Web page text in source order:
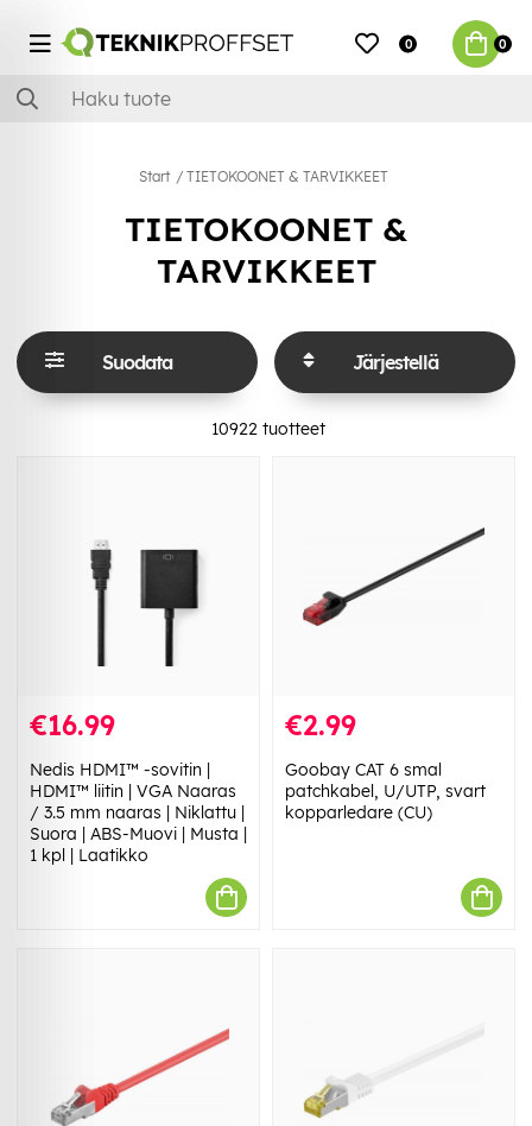
0 0
Start TIETOKOONET & TARVIKKEET
TIETOKOONET &
TARVIKKEET
Suodata Järjestellä
10922 tuotteet
€16.99
Nedis HDMI™ -sovitin |
HDMI™ liitin | VGA Naaras
/ 3.5 mm naaras | Niklattu |
Suora | ABS-Muovi | Musta |
1 kpl | Laatikko
€2.99
Goobay CAT 6 smal
patchkabel, U/UTP, svart
kopparledare (CU)